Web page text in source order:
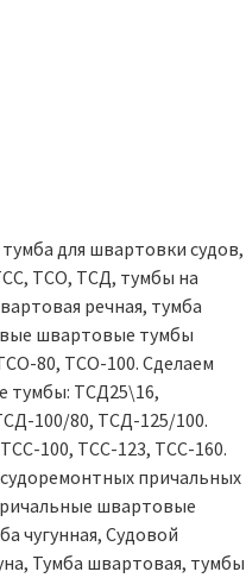
для швартовки судов,
ТСО, ТСД, тумбы на
речная, тумба
швартовые тумбы
80, ТСО-100. Сделаем
тумбы: ТСД25\16,
100/80, ТСД-125/100.
100, ТСС-123, ТСС-160.
причальных
швартовые
чугунная, Судовой
Тумба швартовая, тумбы